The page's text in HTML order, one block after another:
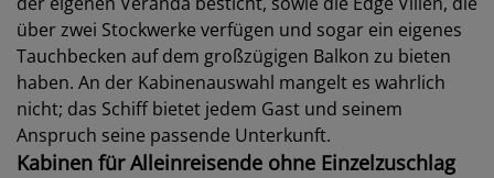
über zwei Stockwerke verfügen und sogar ein eigenes
Tauchbecken auf dem großzügigen Balkon zu bieten
haben. An der Kabinenauswahl mangelt es wahrlich
nicht; das Schiff bietet jedem Gast und seinem
Anspruch seine passende Unterkunft.
Kabinen für Alleinreisende ohne Einzelzuschlag